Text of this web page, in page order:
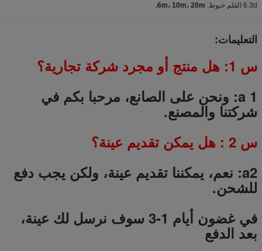
6.3d القلم خيوط:
6m، 10m، 20m.
التعليمات:
س 1: هل منتج أو مجرد شركة تجارية؟
a 1: ونحن على الصانع، مرحبا بكم في
شركتنا والمصنع.
س 2 : هل يمكن تقديم عينة؟
a2: نعم، يمكننا تقديم عينة، ولكن يجب دفع
للشحن.
في غضون أيام 1-3 سوف نرسل لك عينة،
بعد الدفع